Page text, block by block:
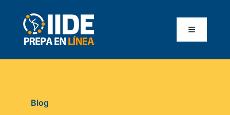
content
Toggle
Navigation
Nosotros
Blog